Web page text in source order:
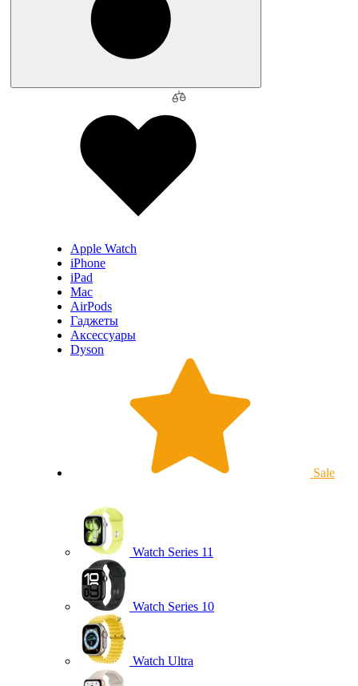
Apple Watch
iPhone
iPad
Mac
AirPods
Гаджеты
Аксессуары
Dyson
Sale
Watch Series 11
Watch Series 10
Watch Ultra